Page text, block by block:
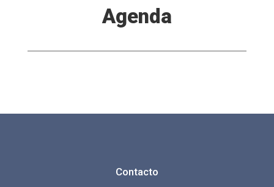
Agenda
Contacto